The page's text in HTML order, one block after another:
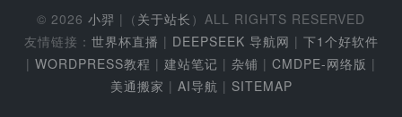
© 2026 小羿 |（ 关于站长 ）ALL RIGHTS RESERVED
友情链接： 世界杯直播 | DEEPSEEK 导航网 | 下1个好软件
| WORDPRESS教程 | 建站笔记 | 杂铺 | CMDPE-网络版 |
美通搬家 | AI导航 | SITEMAP